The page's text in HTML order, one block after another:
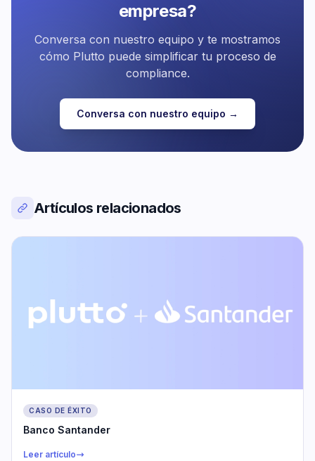
empresa?
Conversa con nuestro equipo y te mostramos
cómo Plutto puede simplificar tu proceso de
compliance.
Conversa con nuestro equipo →
Artículos relacionados
CASO DE ÉXITO
Banco Santander
Leer artículo